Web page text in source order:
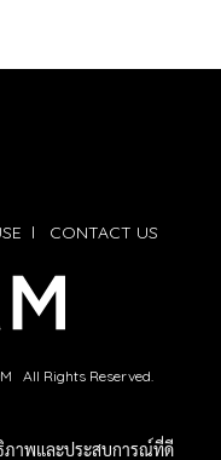
l CONTACT US
All Rights Reserved.
ภาพและประสบการณ์ที่ดี